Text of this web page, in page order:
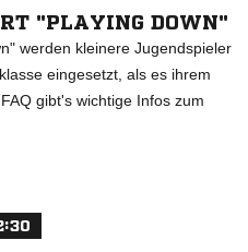
"PLAYING DOWN"
werden kleinere Jugendspieler
eingesetzt, als es ihrem
gibt's wichtige Infos zum